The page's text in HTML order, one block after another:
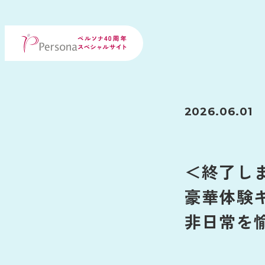
2026.06.01
＜終了し
豪華体験
非日常を